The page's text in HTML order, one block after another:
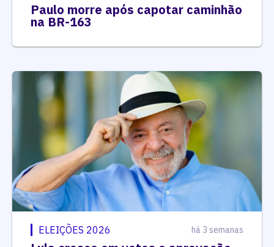
Paulo morre após capotar caminhão
na BR-163
ELEIÇÕES 2026 há 3 semanas